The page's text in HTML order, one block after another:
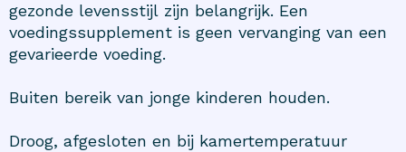
gezonde levensstijl zijn belangrijk. Een
voedingssupplement is geen vervanging van een
gevarieerde voeding.
Buiten bereik van jonge kinderen houden.
Droog, afgesloten en bij kamertemperatuur